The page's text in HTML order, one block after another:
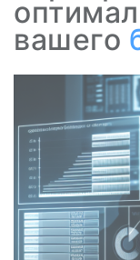
вашего